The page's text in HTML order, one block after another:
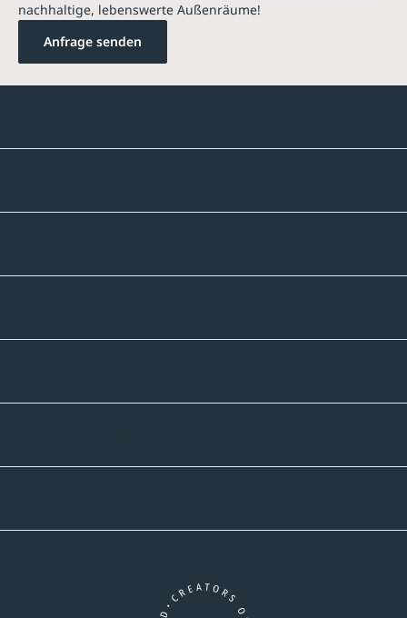
nachhaltige, lebenswerte Außenräume!
Anfrage senden